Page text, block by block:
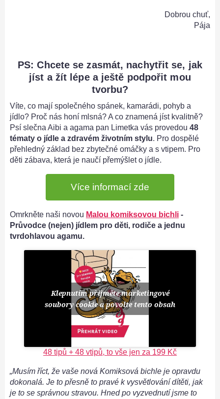
Dobrou chuť,
Pája
PS: Chcete se zasmát, nachytřit se, jak
jíst a žít lépe a ještě podpořit mou
tvorbu?
Víte, co mají společného spánek, kamarádi, pohyb a
jídlo? Proč nás honí mlsná? A co znamená jíst kvalitně?
Psí slečna Aibi a agama pan Limetka vás provedou 48
tématy o jídle a zdravém životním stylu. Pro dospělé
přehledný základ bez zbytečné omáčky a s vtipem. Pro
děti zábava, která je naučí přemýšlet o jídle.
Více informací zde
Omrkněte naši novou Malou komiksovou bichli -
Průvodce (nejen) jídlem pro děti, rodiče a jednu
tvrdohlavou agamu.
Klepnutím přijměte marketingové
soubory cookie a povolte tento obsah
48 tipů + 48 vtipů, to vše jen za 199 Kč
„Musím říct, že vaše nová Komiksová bichle je opravdu
dokonalá. Je to přesně to pravé k vysvětlování dítěti, jak
je to se správnou stravou. Hned po vyzvednutí jsme to